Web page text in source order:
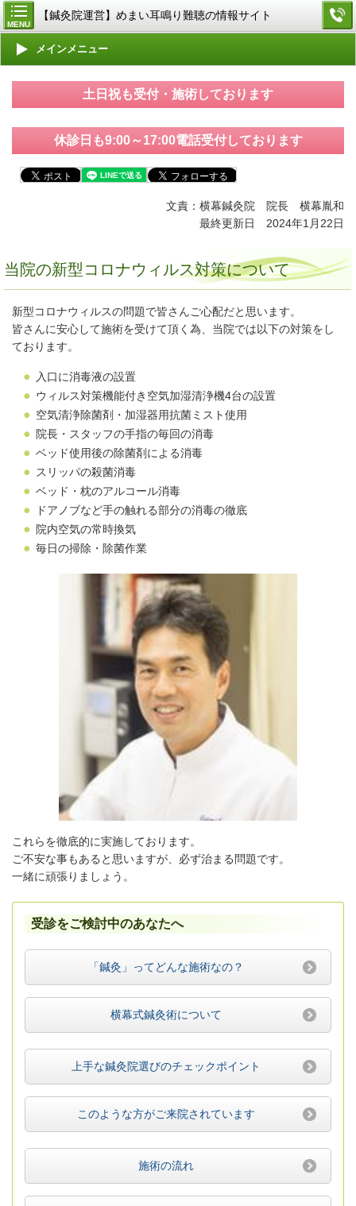
MENU
【鍼灸院運営】めまい耳鳴り難聴の情報サイト
メインメニュー
土日祝も受付・施術しております
休診日も9:00～17:00電話受付しております
文責：横幕鍼灸院 院長 横幕胤和
最終更新日 2024年1月22日
当院の新型コロナウィルス対策について
新型コロナウィルスの問題で皆さんご心配だと思います。
皆さんに安心して施術を受けて頂く為、当院では以下の対策をし
ております。
入口に消毒液の設置
ウィルス対策機能付き空気加湿清浄機4台の設置
空気清浄除菌剤・加湿器用抗菌ミスト使用
院長・スタッフの手指の毎回の消毒
ベッド使用後の除菌剤による消毒
スリッパの殺菌消毒
ベッド・枕のアルコール消毒
ドアノブなど手の触れる部分の消毒の徹底
院内空気の常時換気
毎日の掃除・除菌作業
これらを徹底的に実施しております。
ご不安な事もあると思いますが、必ず治まる問題です。
一緒に頑張りましょう。
受診をご検討中のあなたへ
「鍼灸」ってどんな施術なの？
横幕式鍼灸術について
上手な鍼灸院選びのチェックポイント
このような方がご来院されています
施術の流れ